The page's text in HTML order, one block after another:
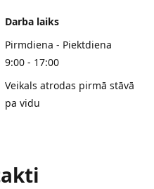
Darba laiks
Pirmdiena - Piektdiena
9:00 - 17:00
Veikals atrodas pirmā stāvā
pa vidu